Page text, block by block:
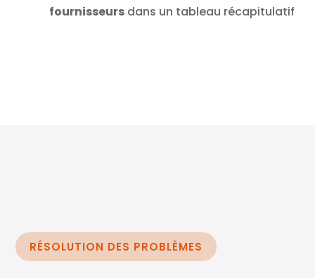
fournisseursdans un tableau récapitulatif
RÉSOLUTION DES PROBLÈMES